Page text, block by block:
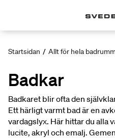
Startsidan / Allt för hela
Badkar
Badkaret blir ofta den
Ett härligt varmt bad är en
vardagslyx. Här hittar du alla
lucite, akryl och emalj.